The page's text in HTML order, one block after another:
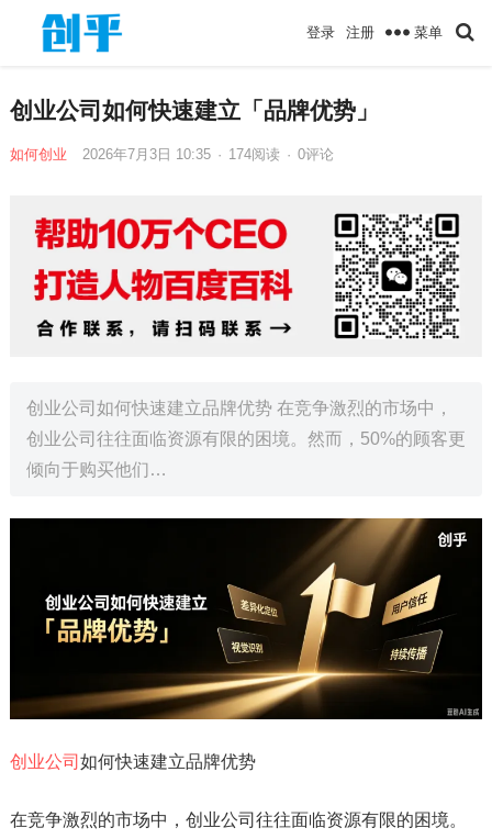
登录 注册 菜单
创业公司如何快速建立「品牌优势」
如何创业 2026年7月3日 10:35 · 174阅读 · 0评论
创业公司如何快速建立品牌优势 在竞争激烈的市场中，
创业公司往往面临资源有限的困境。然而，50%的顾客更
倾向于购买他们…
创业公司 如何快速建立品牌优势
在竞争激烈的市场中，创业公司往往面临资源有限的困境。